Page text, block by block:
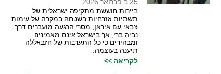
25 ב פברואר 2026
ביירות חוששת מתקיפה ישראלית של
תשתיות אזרחיות בשטחה במקרה של עימות
צבאי עם איראן, מסרי הרגעה מועברים דרך
נביה ברי, אך בישראל אינם מאמינים
ומבהירים כי כל התערבות של חזבאללה
תיענה בעוצמה.
לקריאה >>